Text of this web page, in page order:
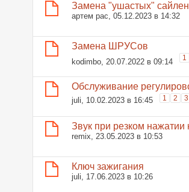
Замена "ушастых"
артем рас, 05.12.2023 в 14:32
Замена ШРУСов
kodimbo, 20.07.2022 в 09:14 1
Обслуживание
juli , 10.02.2023 в 16:45 1 2 3
Звук при резком нажатии
remix, 23.05.2023 в 10:53
Ключ зажигания
juli , 17.06.2023 в 10:26